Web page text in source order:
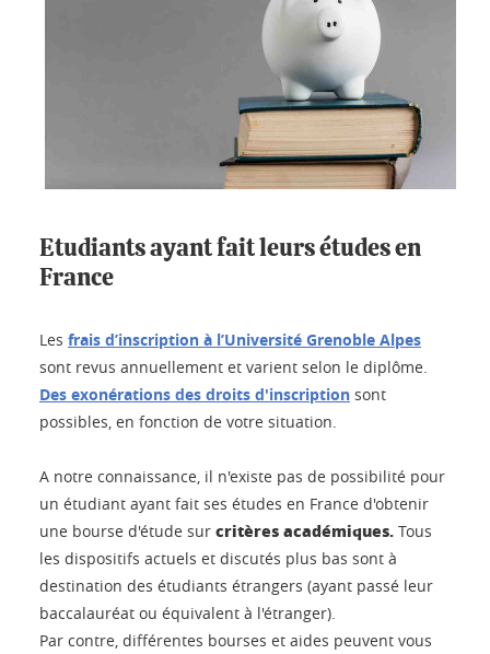
Etudiants ayant fait leurs études en
France
Les frais d’inscription à l’Université Grenoble Alpes
sont revus annuellement et varient selon le diplôme.
Des exonérations des droits d'inscription sont
possibles, en fonction de votre situation.
A notre connaissance, il n'existe pas de possibilité pour
un étudiant ayant fait ses études en France d'obtenir
une bourse d'étude sur critères académiques. Tous
les dispositifs actuels et discutés plus bas sont à
destination des étudiants étrangers (ayant passé leur
baccalauréat ou équivalent à l'étranger).
Par contre, différentes bourses et aides peuvent vous